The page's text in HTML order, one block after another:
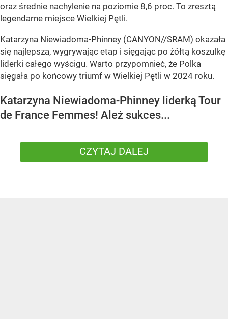
oraz średnie nachylenie na poziomie 8,6 proc. To zresztą
legendarne miejsce Wielkiej Pętli.
Katarzyna Niewiadoma-Phinney (CANYON//SRAM) okazała
się najlepsza, wygrywając etap i sięgając po żółtą koszulkę
liderki całego wyścigu. Warto przypomnieć, że Polka
sięgała po końcowy triumf w Wielkiej Pętli w 2024 roku.
Katarzyna Niewiadoma-Phinney liderką Tour
de France Femmes! Ależ sukces...
CZYTAJ DALEJ